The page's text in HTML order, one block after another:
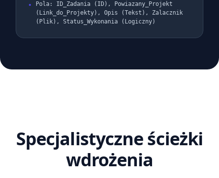
Pola: ID_Zadania (ID), Powiazany_Projekt
(Link_do_Projekty), Opis (Tekst), Zalacznik
(Plik), Status_Wykonania (Logiczny)
Specjalistyczne ścieżki
wdrożenia